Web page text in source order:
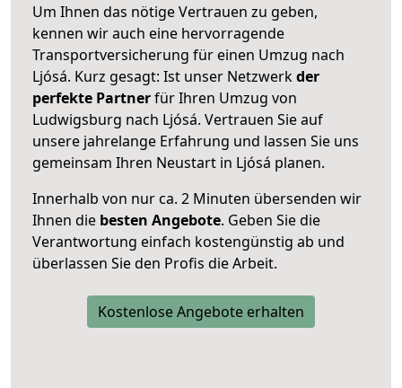
Um Ihnen das nötige Vertrauen zu geben,
kennen wir auch eine hervorragende
Transportversicherung für einen Umzug nach
Ljósá. Kurz gesagt: Ist unser Netzwerkder
perfekte Partnerfür Ihren Umzug von
Ludwigsburg nach Ljósá. Vertrauen Sie auf
unsere jahrelange Erfahrung und lassen Sie uns
gemeinsam Ihren Neustart in Ljósá planen.
Innerhalb von nur ca. 2 Minuten übersenden wir
Ihnen die besten Angebote. Geben Sie die
Verantwortung einfach kostengünstig ab und
überlassen Sie den Profis die Arbeit.
Kostenlose Angebote erhalten